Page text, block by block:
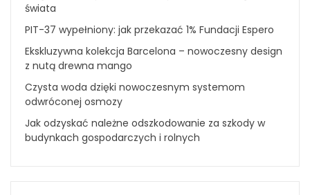
świata
PIT-37 wypełniony: jak przekazać 1% Fundacji Espero
Ekskluzywna kolekcja Barcelona – nowoczesny design
z nutą drewna mango
Czysta woda dzięki nowoczesnym systemom
odwróconej osmozy
Jak odzyskać należne odszkodowanie za szkody w
budynkach gospodarczych i rolnych